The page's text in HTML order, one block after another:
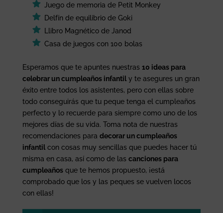
Juego de memoria de Petit Monkey
Delfín de equilibrio de Goki
Llibro Magnético de Janod
Casa de juegos con 100 bolas
Esperamos que te apuntes nuestras 10 ideas para
celebrar un cumpleaños infantily te asegures un gran
éxito entre todos los asistentes, pero con ellas sobre
todo conseguirás que tu peque tenga el cumpleaños
perfecto y lo recuerde para siempre como uno de los
mejores días de su vida. Toma nota de nuestras
recomendaciones para decorar un cumpleaños
infantilcon cosas muy sencillas que puedes hacer tú
misma en casa, así como de las canciones para
cumpleañosque te hemos propuesto, ¡está
comprobado que los y las peques se vuelven locos
con ellas!